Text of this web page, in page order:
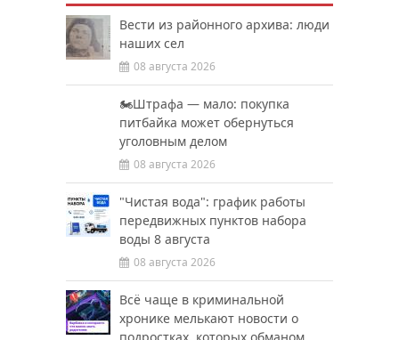
Вести из районного архива: люди
наших сел
08 августа 2026
🏍️Штрафа — мало: покупка
питбайка может обернуться
уголовным делом
08 августа 2026
"Чистая вода": график работы
передвижных пунктов набора
воды 8 августа
08 августа 2026
Всё чаще в криминальной
хронике мелькают новости о